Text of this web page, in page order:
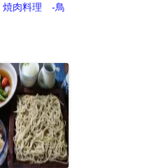
焼肉料理 -鳥